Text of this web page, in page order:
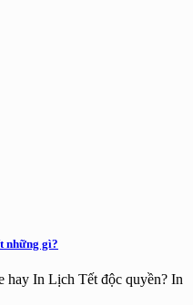
những gì?
hay In Lịch Tết độc quyền? In